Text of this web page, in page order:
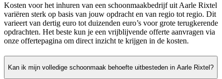
Kosten voor het inhuren van een schoonmaakbedrijf uit Aarle Rixtel
variëren sterk op basis van jouw opdracht en van regio tot regio. Dit
varieert van dertig euro tot duizenden euro’s voor grote terugkerende
opdrachten. Het beste kun je een vrijblijvende offerte aanvragen via
onze offertepagina om direct inzicht te krijgen in de kosten.
Kan ik mijn volledige schoonmaak behoefte uitbesteden in Aarle Rixtel?